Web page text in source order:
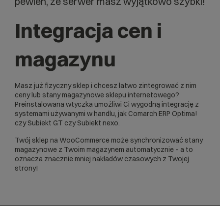
Integracja cen i
magazynu
Masz już fizyczny sklep i chcesz łatwo zintegrować z nim
ceny lub stany magazynowe sklepu internetowego?
Preinstalowana wtyczka umożliwi Ci wygodną integrację z
systemami używanymi w handlu, jak Comarch ERP Optima!
czy Subiekt GT czy Subiekt nexo.
Twój sklep na WooCommerce może synchronizować stany
magazynowe z Twoim magazynem automatycznie – a to
oznacza znacznie mniej nakładów czasowych z Twojej
strony!